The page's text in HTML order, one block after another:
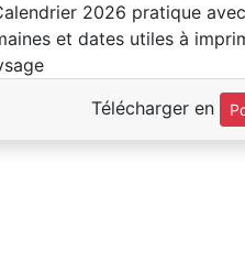
Télécharger en